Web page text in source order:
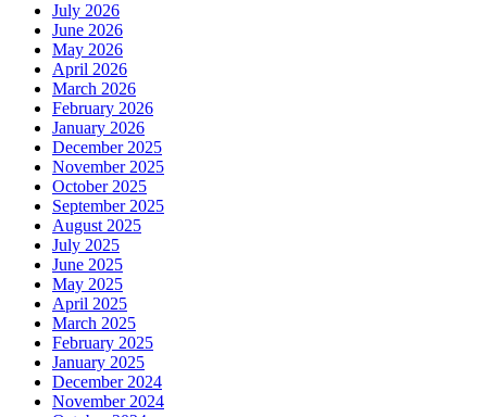
July 2026
June 2026
May 2026
April 2026
March 2026
February 2026
January 2026
December 2025
November 2025
October 2025
September 2025
August 2025
July 2025
June 2025
May 2025
April 2025
March 2025
February 2025
January 2025
December 2024
November 2024